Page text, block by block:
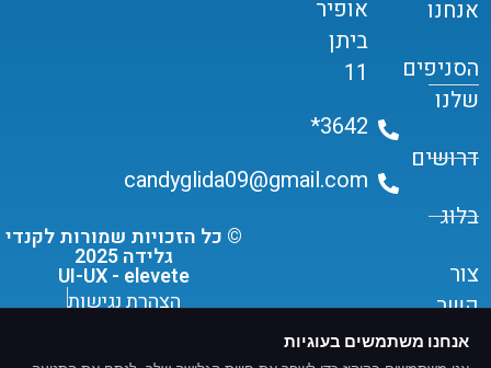
אנחנו
הסניפים
שלנו
דרושים
בלוג
צור
קשר
אופיר
ביתן
11
3642*
candyglida09@gmail.com
הצהרת נגישות
© כל הזכויות שמורות לקנדי
גלידה 2025
UI-UX - elevete
אנחנו משתמשים בעוגיות